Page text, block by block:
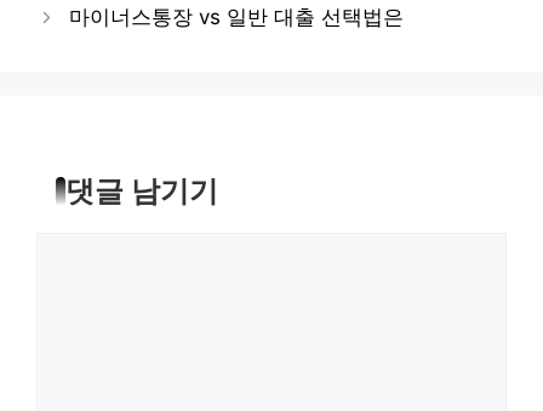
마이너스통장 vs 일반 대출 선택법은
댓글 남기기